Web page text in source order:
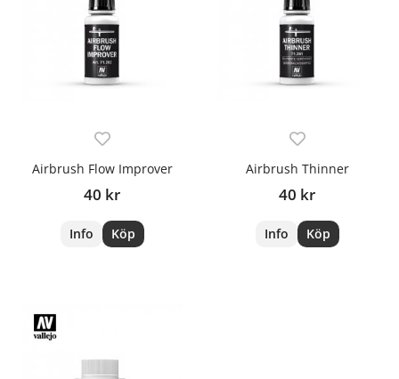
Airbrush Flow Improver
40 kr
Info Köp
Airbrush Thinner
40 kr
Info Köp